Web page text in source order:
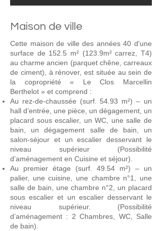
Maison de ville
Cette maison de ville des années 40 d'une
surface de 152.5 m² (123.9m² carrez, T4)
au charme ancien (parquet chêne, carreaux
de ciment), à rénover, est située au sein de
la copropriété « Le Clos Marcellin
Berthelot » et comprend :
Au rez-de-chaussée (surf. 54.93 m²) – un
hall d’entrée, une pièce, un dégagement, un
placard sous escalier, un WC, une salle de
bain, un dégagement salle de bain, un
salon-séjour et un escalier desservant le
niveau supérieur (Possibilité
d’aménagement en Cuisine et séjour).
Au premier étage (surf. 49.54 m²) – un
palier, une cuisine, une chambre n°1, une
salle de bain, une chambre n°2, un placard
sous escalier et un escalier desservant le
niveau supérieur. (Possibilité
d’aménagement : 2 Chambres, WC, Salle
de bain).